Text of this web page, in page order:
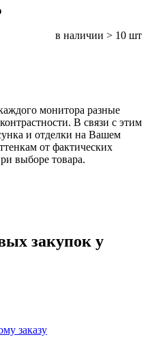
в наличии > 10 шт
монитора разные
В связи с этим
и отделки на Вашем
от фактических
выборе товара.
закупок у
заказу